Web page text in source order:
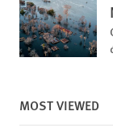
MOST VIEWED